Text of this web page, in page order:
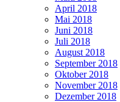
April 2018
Mai 2018
Juni 2018
Juli 2018
August 2018
September 2018
Oktober 2018
November 2018
Dezember 2018